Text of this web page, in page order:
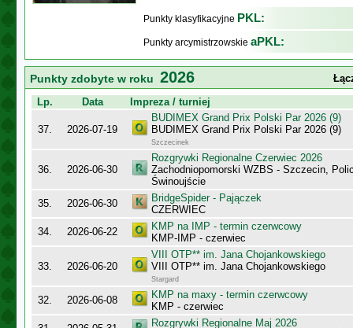
Punkty klasyfikacyjne PKL:
Punkty arcymistrzowskie aPKL:
Punkty zdobyte w roku 2026
Lp.
Data Impreza / turniej
37. 2026-07-19
BUDIMEX Grand Prix Polski Par 2026 (9)
BUDIMEX Grand Prix Polski Par 2026 (9)
Szczecinek
36. 2026-06-30
Rozgrywki Regionalne Czerwiec 2026
Zachodniopomorski WZBS - Szczecin,
Świnoujście
35.
2026-06-30
BridgeSpider - Pajączek
CZERWIEC
34.
2026-06-22
KMP na IMP - termin czerwcowy
KMP-IMP - czerwiec
33. 2026-06-20
VIII OTP** im. Jana Chojankowskiego
VIII OTP** im. Jana Chojankowskiego
Stargard
32. 2026-06-08
KMP na maxy - termin czerwcowy
KMP - czerwiec
Rozgrywki Regionalne Maj 2026